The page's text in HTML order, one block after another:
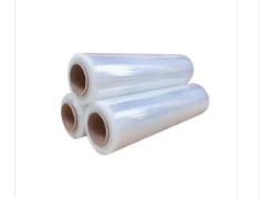
Bande d'emballage de Bopp
Bande de papier d'aluminium